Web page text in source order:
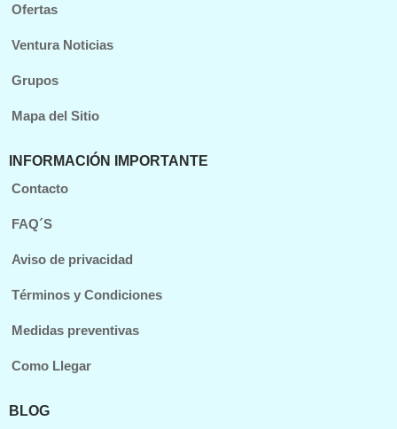
Ofertas
Ventura Noticias
Grupos
Mapa del Sitio
INFORMACIÓN IMPORTANTE
Contacto
FAQ´S
Aviso de privacidad
Términos y Condiciones
Medidas preventivas
Como Llegar
BLOG